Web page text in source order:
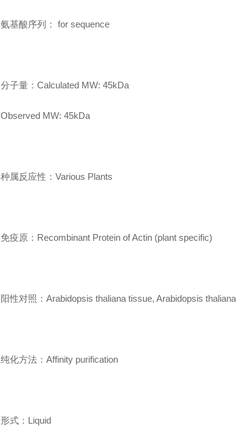
氨基酸序列： for sequence
分子量：Calculated MW: 45kDa
Observed MW: 45kDa
种属反应性：Various Plants
免疫原：Recombinant Protein of Actin (plant specific)
阳性对照：Arabidopsis thaliana tissue, Arabidopsis
纯化方法：Affinity purification
形式：Liquid